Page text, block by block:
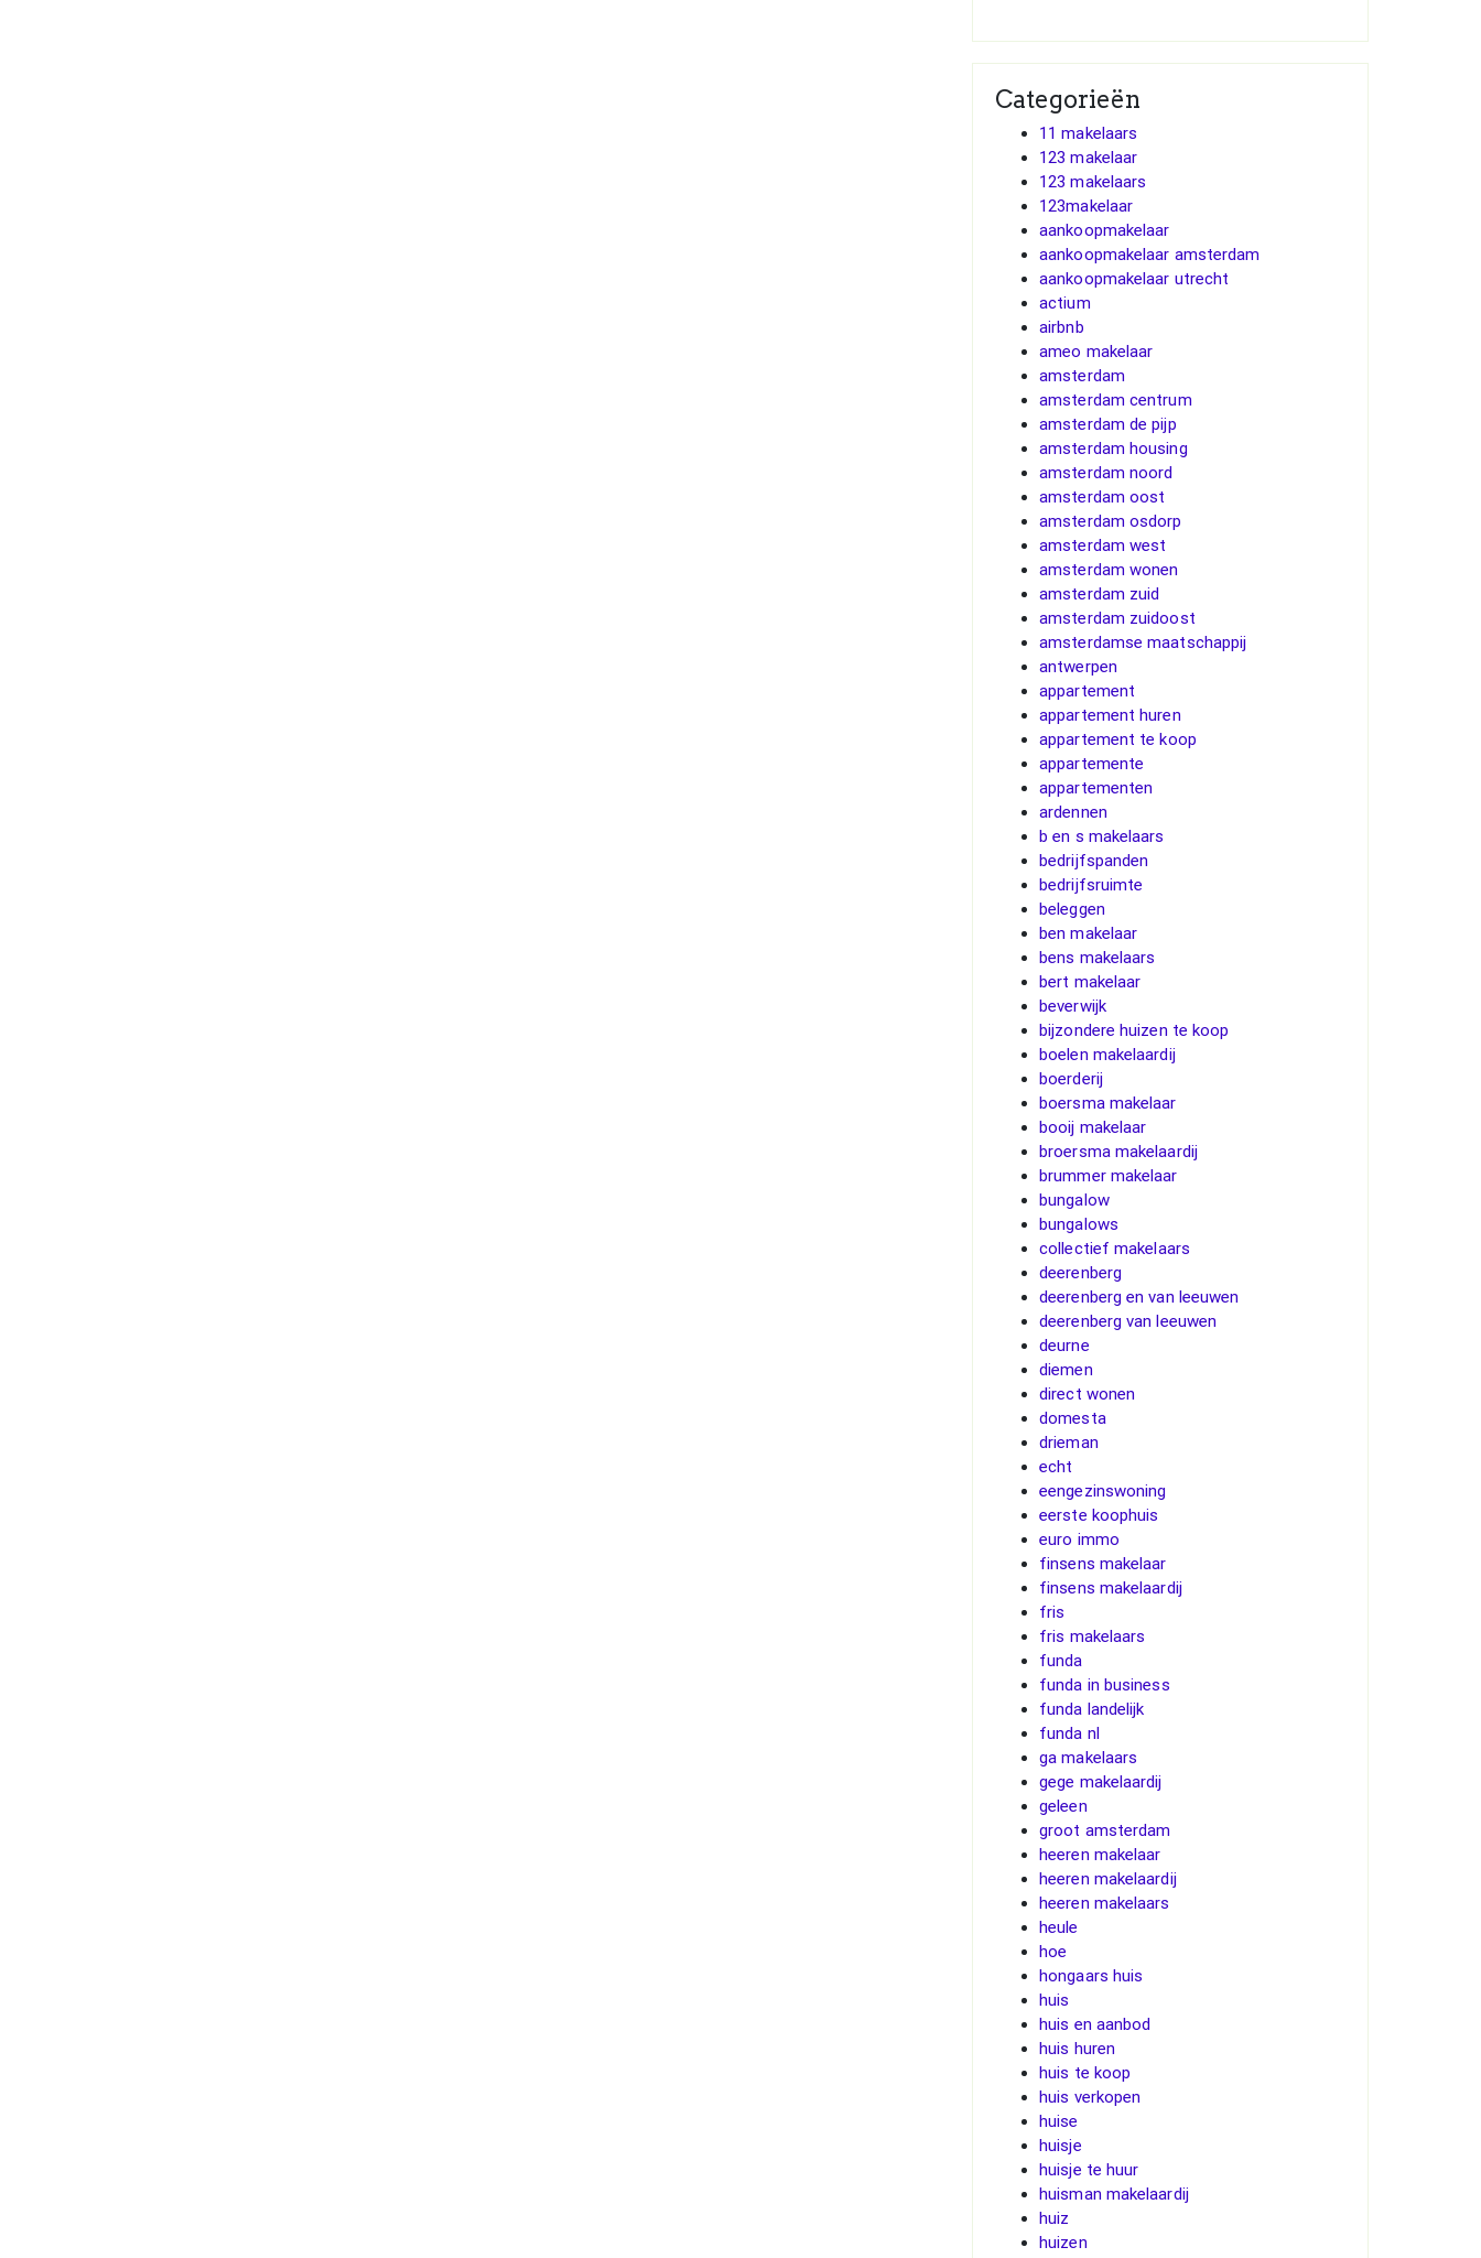
Categorieën
11 makelaars
123 makelaar
123 makelaars
123makelaar
aankoopmakelaar
aankoopmakelaar amsterdam
aankoopmakelaar utrecht
actium
airbnb
ameo makelaar
amsterdam
amsterdam centrum
amsterdam de pijp
amsterdam housing
amsterdam noord
amsterdam oost
amsterdam osdorp
amsterdam west
amsterdam wonen
amsterdam zuid
amsterdam zuidoost
amsterdamse maatschappij
antwerpen
appartement
appartement huren
appartement te koop
appartemente
appartementen
ardennen
b en s makelaars
bedrijfspanden
bedrijfsruimte
beleggen
ben makelaar
bens makelaars
bert makelaar
beverwijk
bijzondere huizen te koop
boelen makelaardij
boerderij
boersma makelaar
booij makelaar
broersma makelaardij
brummer makelaar
bungalow
bungalows
collectief makelaars
deerenberg
deerenberg en van leeuwen
deerenberg van leeuwen
deurne
diemen
direct wonen
domesta
drieman
echt
eengezinswoning
eerste koophuis
euro immo
finsens makelaar
finsens makelaardij
fris
fris makelaars
funda
funda in business
funda landelijk
funda nl
ga makelaars
gege makelaardij
geleen
groot amsterdam
heeren makelaar
heeren makelaardij
heeren makelaars
heule
hoe
hongaars huis
huis
huis en aanbod
huis huren
huis te koop
huis verkopen
huise
huisje
huisje te huur
huisman makelaardij
huiz
huizen